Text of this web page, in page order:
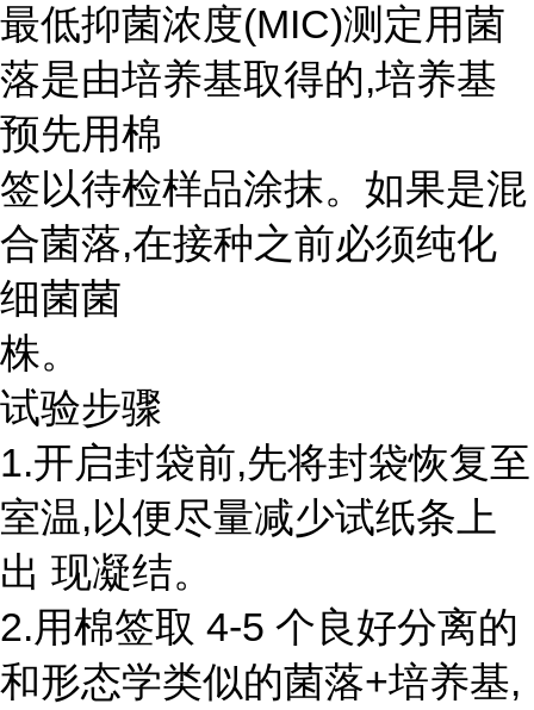
最低抑菌浓度(MIC)测定用菌
落是由培养基取得的,培养基
预先用棉
签以待检样品涂抹。如果是混
合菌落,在接种之前必须纯化
细菌菌
株。
试验步骤
1.开启封袋前,先将封袋恢复至
室温,以便尽量减少试纸条上
出 现凝结。
2.用棉签取 4-5 个良好分离的
和形态学类似的菌落+培养基,